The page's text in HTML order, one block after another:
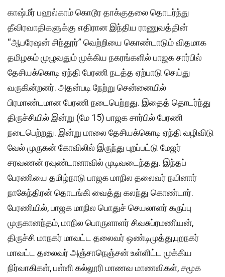
காஷ்மீர் பஹல்காம் கொடூர தாக்குதலை தொடர்ந்து
தீவிரவாதிகளுக்கு எதிரான இந்திய ராணுவத்தின்
“ஆபரேஷன் சிந்தூர்” வெற்றியை கொண்டாடும் விதமாக
தமிழகம் முழுவதும் முக்கிய நகரங்களில் பாஜக சார்பில்
தேசியக்கொடி ஏந்தி பேரணி நடத்த ஏற்பாடு செய்து
வருகின்றனர். அதன்படி நேற்று சென்னையில்
பிரமாண்டமான பேரணி நடைபெற்றது. இதைத் தொடர்ந்து
திருச்சியில் இன்று (மே 15) பாஜக சார்பில் பேரணி
நடைபெற்றது. இன்று மாலை தேசியக்கொடி ஏந்தி வழிவிடு
வேல் முருகன் கோவிலில் இருந்து புறப்பட்டு மேஜர்
சரவணன் ரவுண்டானாவில் முடிவடைந்தது. இந்தப்
பேரணியை தமிழ்நாடு பாஜக மாநில தலைவர் நயினார்
நாகேந்திரன் தொடங்கி வைத்து கலந்து கொண்டார்.
பேரணியில், பாஜக மாநில பொதுச் செயலாளர் கருப்பு
முருகானந்தம், மாநில பொருளாளர் சிவசுப்ரமணியன்,
திருச்சி மாநகர் மாவட்ட தலைவர் ஒண்டிமுத்து,புறநகர்
மாவட்ட தலைவர் அஞ்சாநெஞ்சன் உள்ளிட்ட முக்கிய
நிர்வாகிகள், பள்ளி கல்லூரி மாணவ மாணவிகள், சமூக